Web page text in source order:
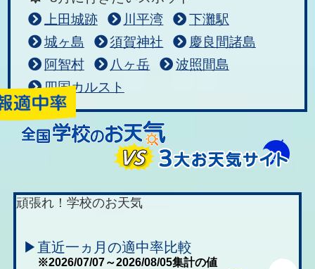
上田城跡
川平湾
下灘駅
城ヶ島
須賀神社
慶良間諸島
阿智村
八ヶ岳
波照間島
四国カルスト
頑張れ！学校のお天気
▶直近一ヵ月の適中率比較
※2026/07/07～2026/08/05集計の値